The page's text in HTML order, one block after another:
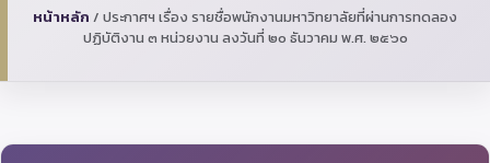
หน้าหลัก / ประกาศฯ เรื่อง รายชื่อพนักงานมหาวิทยาลัยที่ผ่านการทดลอง
ปฏิบัติงาน ๓ หน่วยงาน ลงวันที่ ๒๐ ธันวาคม พ.ศ. ๒๕๖๐